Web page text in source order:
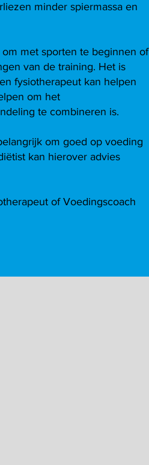
minder spiermassa en
met sporten te beginnen of
van de training. Het is
fysiotherapeut kan helpen
om het
te combineren is.
om goed op voeding
kan hierover advies
of Voedingscoach